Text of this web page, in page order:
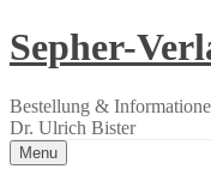
Skip
to
Sepher-
Bestellung &
Dr. Ulrich Bister
Menu